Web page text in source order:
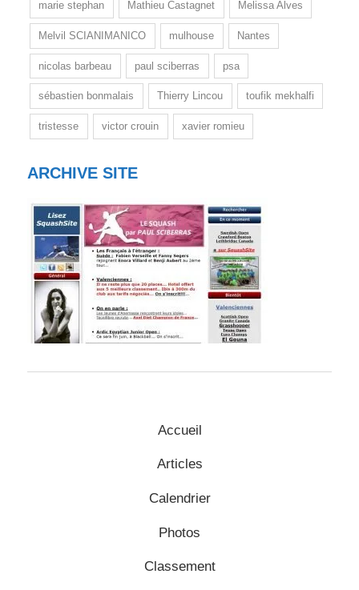
marie stephan Mathieu Castagnet Melissa Alves
Melvil SCIANIMANICO mulhouse Nantes
nicolas barbeau paul sciberras psa
sébastien bonmalais Thierry Lincou toufik mekhalfi
tristesse victor crouin xavier romieu
ARCHIVE SITE
Accueil
Articles
Calendrier
Photos
Classement